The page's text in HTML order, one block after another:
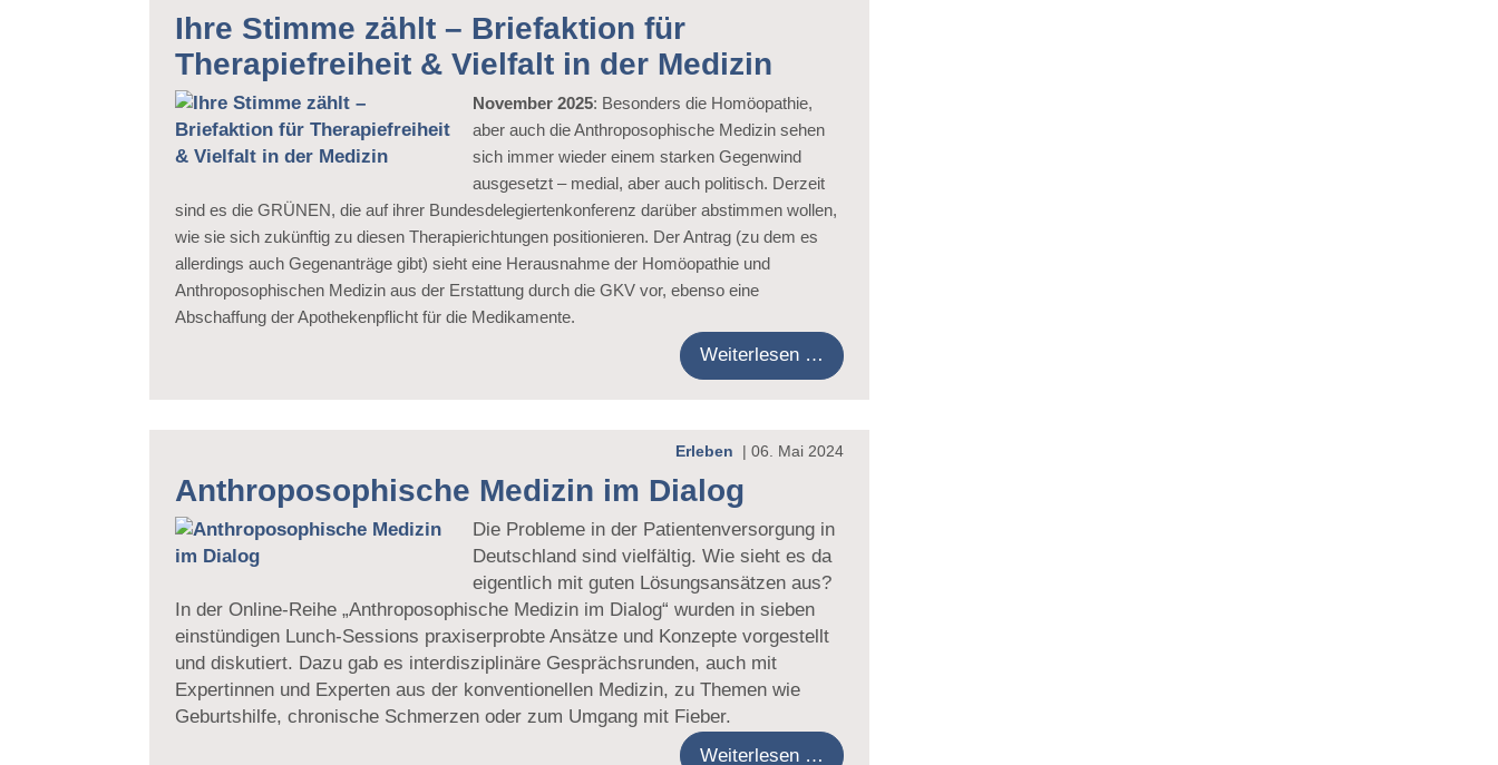
Ihre Stimme zählt – Briefaktion für
Therapiefreiheit & Vielfalt in der Medizin
November 2025: Besonders die Homöopathie,
aber auch die Anthroposophische Medizin sehen
sich immer wieder einem starken Gegenwind
ausgesetzt – medial, aber auch politisch. Derzeit
sind es die GRÜNEN, die auf ihrer Bundesdelegiertenkonferenz darüber abstimmen wollen,
wie sie sich zukünftig zu diesen Therapierichtungen positionieren. Der Antrag (zu dem es
allerdings auch Gegenanträge gibt) sieht eine Herausnahme der Homöopathie und
Anthroposophischen Medizin aus der Erstattung durch die GKV vor, ebenso eine
Abschaffung der Apothekenpflicht für die Medikamente.
Weiterlesen …
Erleben | 06. Mai 2024
Anthroposophische Medizin im Dialog
Die Probleme in der Patientenversorgung in
Deutschland sind vielfältig. Wie sieht es da
eigentlich mit guten Lösungsansätzen aus?
In der Online-Reihe „Anthroposophische Medizin im Dialog“ wurden in sieben
einstündigen Lunch-Sessions praxiserprobte Ansätze und Konzepte vorgestellt
und diskutiert. Dazu gab es interdisziplinäre Gesprächsrunden, auch mit
Expertinnen und Experten aus der konventionellen Medizin, zu Themen wie
Geburtshilfe, chronische Schmerzen oder zum Umgang mit Fieber.
Weiterlesen …